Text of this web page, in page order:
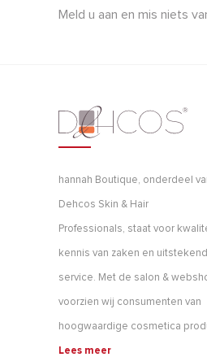
Meld u aan en mis niets
hannah Boutique, onderdeel
Dehcos Skin & Hair
Professionals, staat voor
kennis van zaken en
service. Met de salon &
voorzien wij consumenten van
hoogwaardige cosmetica
Lees meer